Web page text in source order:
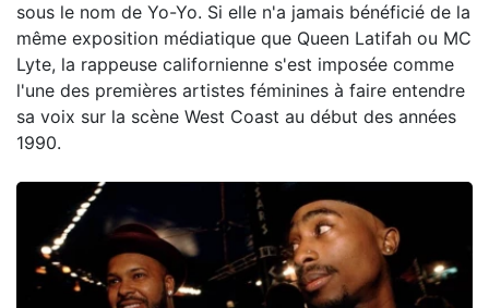
sous le nom de Yo-Yo. Si elle n'a jamais bénéficié de la
même exposition médiatique que Queen Latifah ou MC
Lyte, la rappeuse californienne s'est imposée comme
l'une des premières artistes féminines à faire entendre
sa voix sur la scène West Coast au début des années
1990.